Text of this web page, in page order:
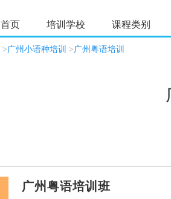
首页 培训学校 课程类别
>广州小语种培训 >广州粤语培训
广州粤语培训班